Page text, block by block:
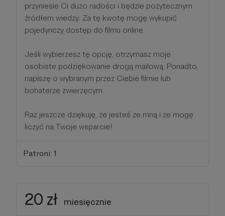
przyniesie Ci dużo radości i będzie pożytecznym
źródłem wiedzy. Za tę kwotę mogę wykupić
pojedynczy dostęp do filmu online.
Jeśli wybierzesz tę opcję, otrzymasz moje
osobiste podziękowanie drogą mailową. Ponadto,
napiszę o wybranym przez Ciebie filmie lub
bohaterze zwierzęcym.
Raz jeszcze dziękuję, że jesteś ze mną i że mogę
liczyć na Twoje wsparcie!
Patroni: 1
20 zł miesięcznie